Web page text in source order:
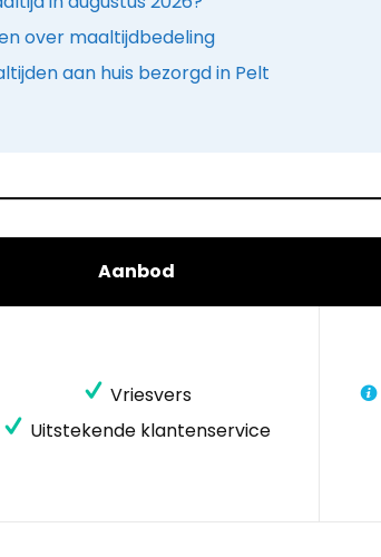
over maaltijdbedeling
aan huis bezorgd in Pelt
Aanbod
Vriesvers
Uitstekende klantenservice